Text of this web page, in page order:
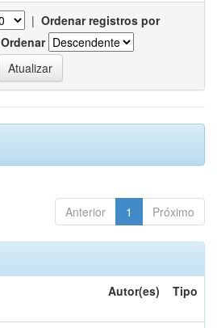
| Ordenar registros por
Ordenar
Anterior 1 Próximo
Autor(es) Tipo